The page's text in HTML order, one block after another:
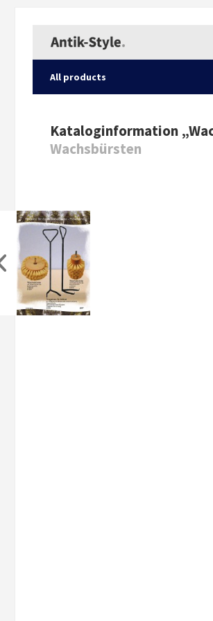
All products
Kataloginformation „
Wachsbürsten